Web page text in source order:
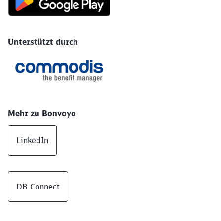
Unterstützt durch
Mehr zu Bonvoyo
LinkedIn
DB Connect